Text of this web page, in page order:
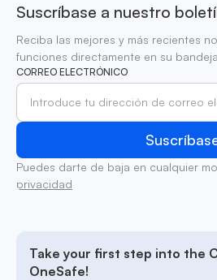
Suscríbase a nuestro
Reciba las mejores y más recientes
funciones directamente en su
CORREO ELECTRÓNICO
Puedes darte de baja en cualquier
privacidad
Take your first step into the
OneSafe!